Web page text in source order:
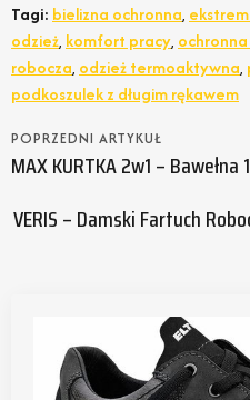
Tagi: bielizna ochronna,
odzież, komfort pracy,
robocza, odzież termoaktywna,
podkoszulek z długim rękawem
POPRZEDNI ARTYKUŁ
MAX KURTKA 2w1 –
VERIS – Damski Fartuch